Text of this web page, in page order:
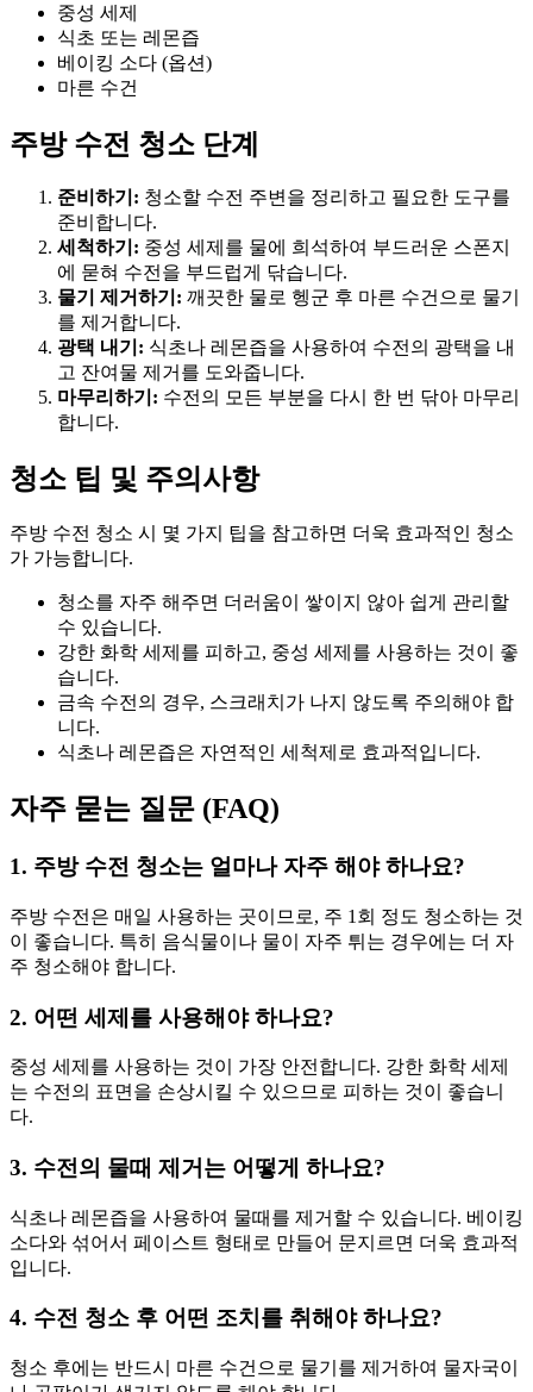
중성 세제
식초 또는 레몬즙
베이킹 소다 (옵션)
마른 수건
주방 수전 청소 단계
준비하기: 청소할 수전 주변을 정리하고 필요한 도구를
준비합니다.
세척하기: 중성 세제를 물에 희석하여 부드러운 스폰지
에 묻혀 수전을 부드럽게 닦습니다.
물기 제거하기: 깨끗한 물로 헹군 후 마른 수건으로 물기
를 제거합니다.
광택 내기: 식초나 레몬즙을 사용하여 수전의 광택을 내
고 잔여물 제거를 도와줍니다.
마무리하기: 수전의 모든 부분을 다시 한 번 닦아 마무리
합니다.
청소 팁 및 주의사항
주방 수전 청소 시 몇 가지 팁을 참고하면 더욱 효과적인 청소
가 가능합니다.
청소를 자주 해주면 더러움이 쌓이지 않아 쉽게 관리할
수 있습니다.
강한 화학 세제를 피하고, 중성 세제를 사용하는 것이 좋
습니다.
금속 수전의 경우, 스크래치가 나지 않도록 주의해야 합
니다.
식초나 레몬즙은 자연적인 세척제로 효과적입니다.
자주 묻는 질문 (FAQ)
1. 주방 수전 청소는 얼마나 자주 해야 하나요?
주방 수전은 매일 사용하는 곳이므로, 주 1회 정도 청소하는 것
이 좋습니다. 특히 음식물이나 물이 자주 튀는 경우에는 더 자
주 청소해야 합니다.
2. 어떤 세제를 사용해야 하나요?
중성 세제를 사용하는 것이 가장 안전합니다. 강한 화학 세제
는 수전의 표면을 손상시킬 수 있으므로 피하는 것이 좋습니
다.
3. 수전의 물때 제거는 어떻게 하나요?
식초나 레몬즙을 사용하여 물때를 제거할 수 있습니다. 베이킹
소다와 섞어서 페이스트 형태로 만들어 문지르면 더욱 효과적
입니다.
4. 수전 청소 후 어떤 조치를 취해야 하나요?
청소 후에는 반드시 마른 수건으로 물기를 제거하여 물자국이